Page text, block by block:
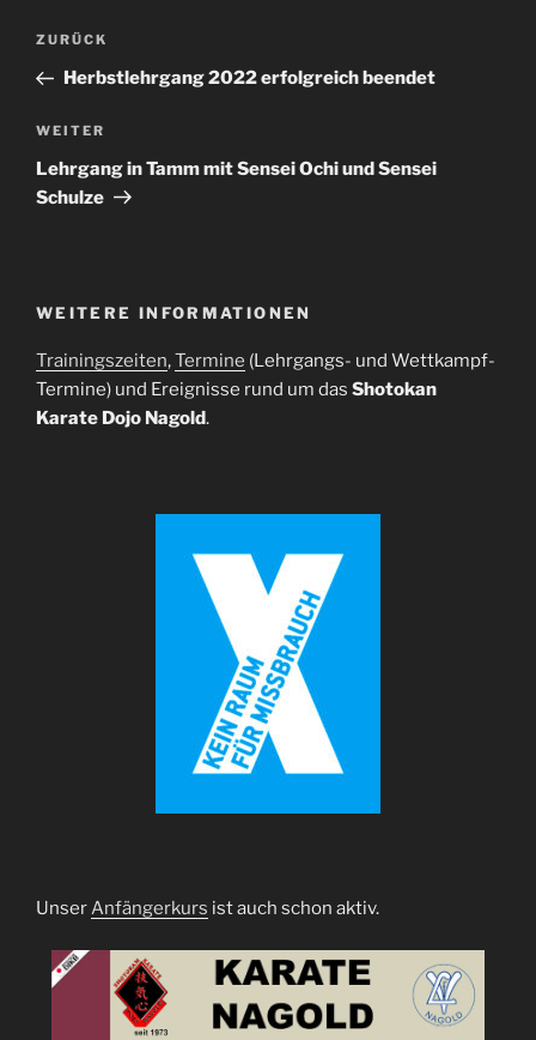
Beitragsnavigation
Vorheriger
Beitrag
ZURÜCK
Herbstlehrgang 2022 erfolgreich beendet
Nächster
Beitrag
WEITER
Lehrgang in Tamm mit Sensei Ochi und Sensei
Schulze
WEITERE INFORMATIONEN
Trainingszeiten,Termine (Lehrgangs- und Wettkampf-
Termine) und Ereignisse rund um das Shotokan
Karate Dojo Nagold.
UnserAnfängerkurs ist auch schon aktiv.